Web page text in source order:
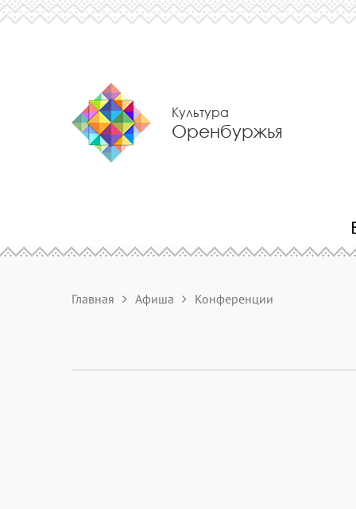
Культура
Оренбуржья
Главная Афиша Конференции